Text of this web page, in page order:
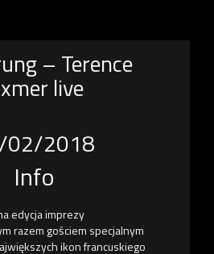
– Terence
live
02/2018
Info
edycja imprezy
razem gościem specjalnym
ikon francuskiego